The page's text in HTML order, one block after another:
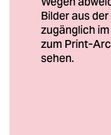
sport
berlin